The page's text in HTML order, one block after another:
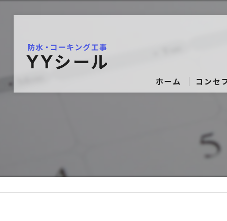
ホーム コンセ